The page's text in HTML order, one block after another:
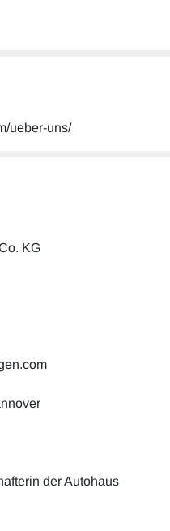
ueber-uns/
KG
der Autohaus